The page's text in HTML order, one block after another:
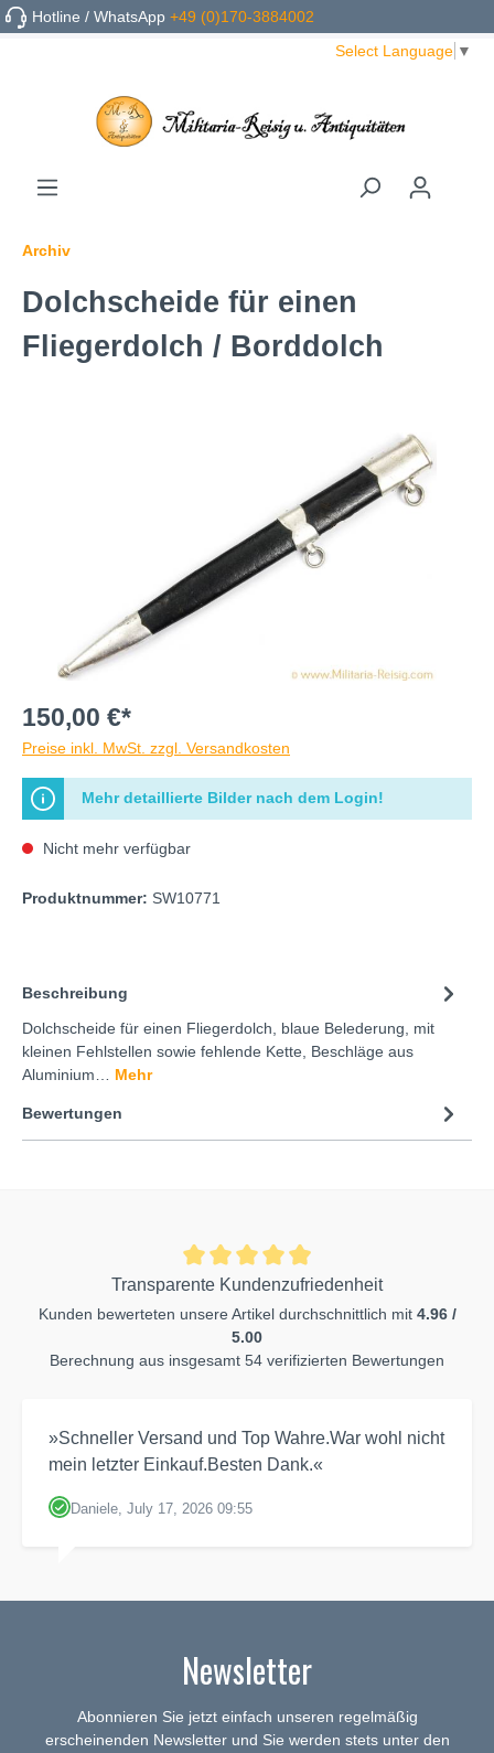
Hotline / WhatsApp+49 (0)170-3884002
Select Language ▼
Archiv
Dolchscheide für einen
Fliegerdolch / Borddolch
150,00 €*
Preise inkl. MwSt. zzgl. Versandkosten
Mehr detaillierte Bilder nach dem Login!
Nicht mehr verfügbar
Produktnummer: SW10771
Beschreibung
Dolchscheide für einen Fliegerdolch, blaue Belederung, mit
kleinen Fehlstellen sowie fehlende Kette, Beschläge aus
Aluminium… Mehr
Bewertungen
Transparente Kundenzufriedenheit
Kunden bewerteten unsere Artikel durchschnittlich mit 4.96 /
5.00
Berechnung aus insgesamt 54 verifizierten Bewertungen
»Schneller Versand und Top Wahre.War wohl nicht
mein letzter Einkauf.Besten Dank.«
Daniele, July 17, 2026 09:55
Newsletter
Abonnieren Sie jetzt einfach unseren regelmäßig
erscheinenden Newsletter und Sie werden stets unter den